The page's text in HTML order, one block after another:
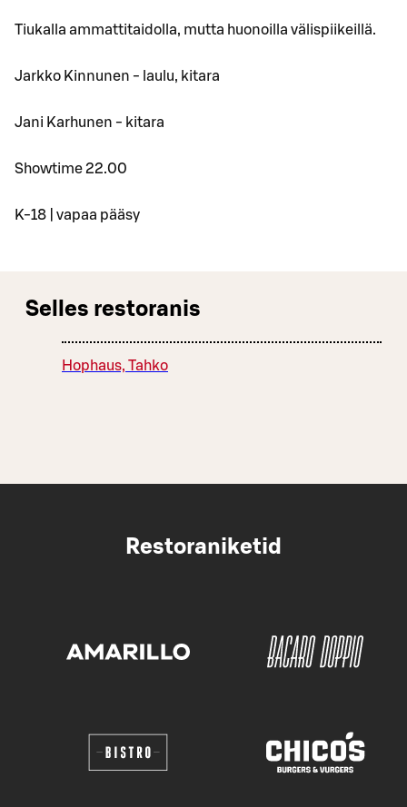
Tiukalla ammattitaidolla, mutta huonoilla välispiikeillä.
Jarkko Kinnunen - laulu, kitara
Jani Karhunen - kitara
Showtime 22.00
K-18 | vapaa pääsy
Selles restoranis
Hophaus, Tahko
Restoraniketid